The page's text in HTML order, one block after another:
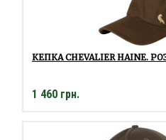
КЕПКА CHEVALIER HAINE.
1 460 грн.